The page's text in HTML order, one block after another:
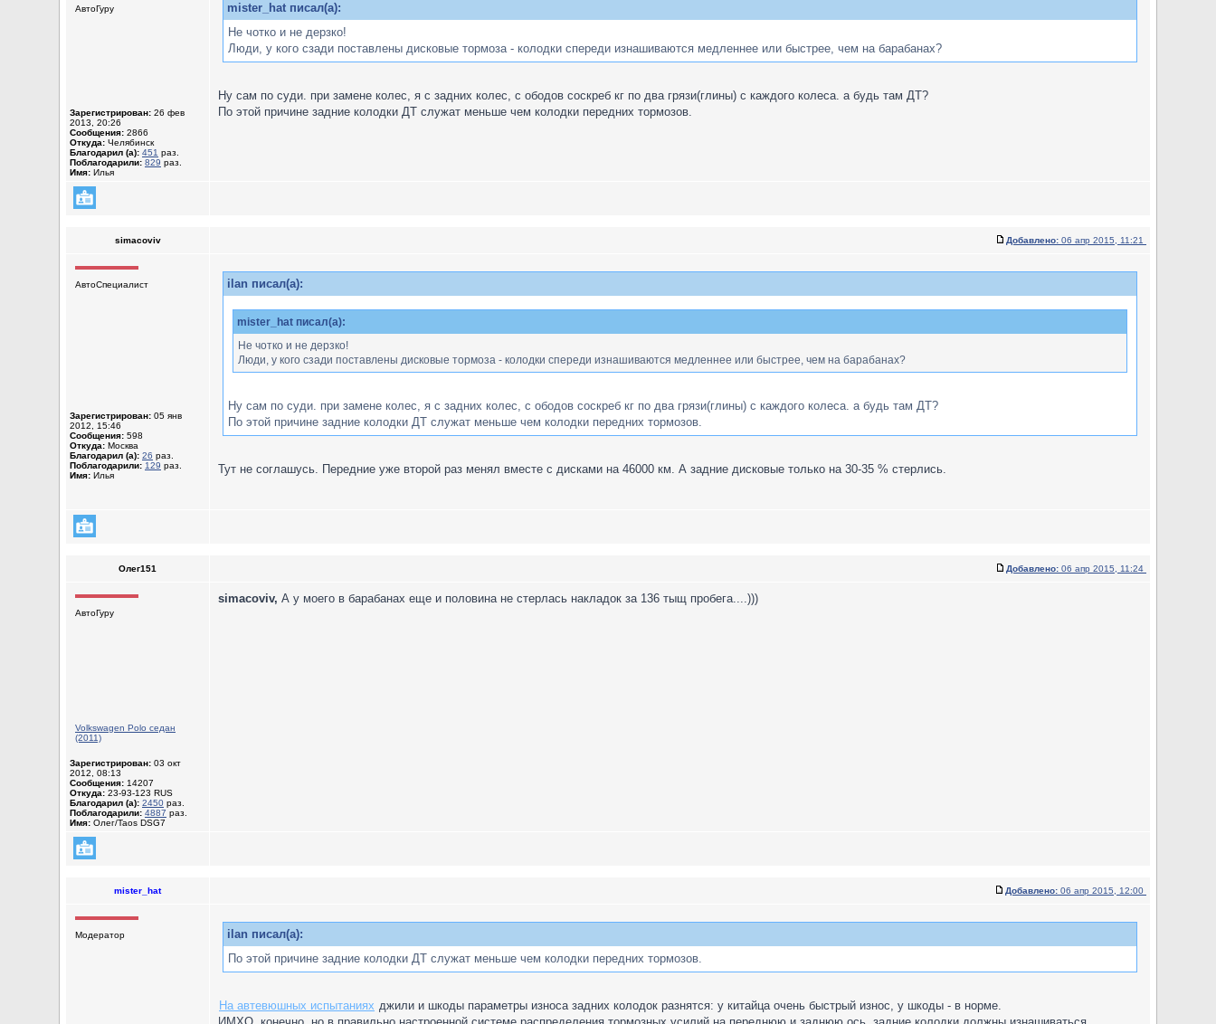
АвтоГуру
Зарегистрирован: 26 фев
2013, 20:26
Сообщения: 2866
Откуда: Челябинск
Благодарил (а): 451 раз.
Поблагодарили: 829 раз.
Имя: Илья
mister_hat писал(а):
Не чотко и не дерзко!
Люди, у кого сзади поставлены дисковые тормоза - колодки спереди изнашиваются медленнее или быстрее, чем на барабанах?
Ну сам по суди. при замене колес, я с задних колес, с ободов соскреб кг по два грязи(глины) с каждого колеса. а будь там ДТ?
По этой причине задние колодки ДТ служат меньше чем колодки передних тормозов.
simacoviv Добавлено: 06 апр 2015, 11:21
АвтоСпециалист
Зарегистрирован: 05 янв
2012, 15:46
Сообщения: 598
Откуда: Москва
Благодарил (а): 26 раз.
Поблагодарили: 129 раз.
Имя: Илья
ilan писал(а):
mister_hat писал(а):
Не чотко и не дерзко!
Люди, у кого сзади поставлены дисковые тормоза - колодки спереди изнашиваются медленнее или быстрее, чем на барабанах?
Ну сам по суди. при замене колес, я с задних колес, с ободов соскреб кг по два грязи(глины) с каждого колеса. а будь там ДТ?
По этой причине задние колодки ДТ служат меньше чем колодки передних тормозов.
Тут не соглашусь. Передние уже второй раз менял вместе с дисками на 46000 км. А задние дисковые только на 30-35 % стерлись.
Олег151 Добавлено: 06 апр 2015, 11:24
АвтоГуру
Volkswagen Polo седан
(2011)
Зарегистрирован: 03 окт
2012, 08:13
Сообщения: 14207
Откуда: 23-93-123 RUS
Благодарил (а): 2450 раз.
Поблагодарили: 4887 раз.
Имя: Олег/Taos DSG7
simacoviv, А у моего в барабанах еще и половина не стерлась накладок за 136 тыщ пробега....)))
mister_hat Добавлено: 06 апр 2015, 12:00
Модератор
ilan писал(а):
По этой причине задние колодки ДТ служат меньше чем колодки передних тормозов.
На автевюшных испытаниях джили и шкоды параметры износа задних колодок разнятся: у китайца очень быстрый износ, у шкоды - в норме.